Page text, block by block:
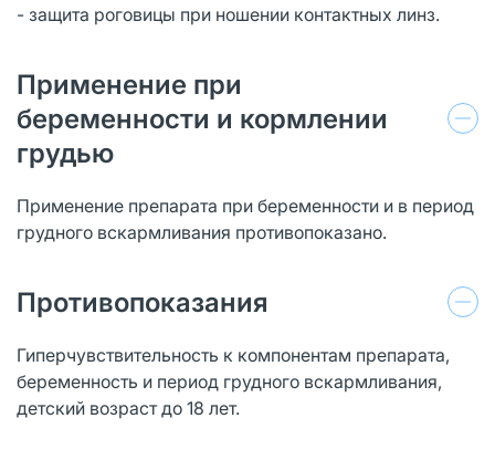
- защита роговицы при ношении контактных линз.
Применение при
беременности и кормлении
грудью
Применение препарата при беременности и в период
грудного вскармливания противопоказано.
Противопоказания
Гиперчувствительность к компонентам препарата,
беременность и период грудного вскармливания,
детский возраст до 18 лет.